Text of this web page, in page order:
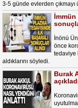
3-5 günde evlerden
İnönü
önce
tedaviye
aldıklarını söyledi.
Burak